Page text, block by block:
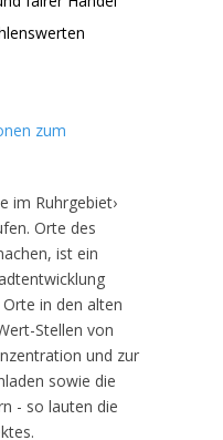
zum
im Ruhrgebiet›
Orte des
ist ein
in den alten
Stellen von
und zur
sowie die
- so lauten die